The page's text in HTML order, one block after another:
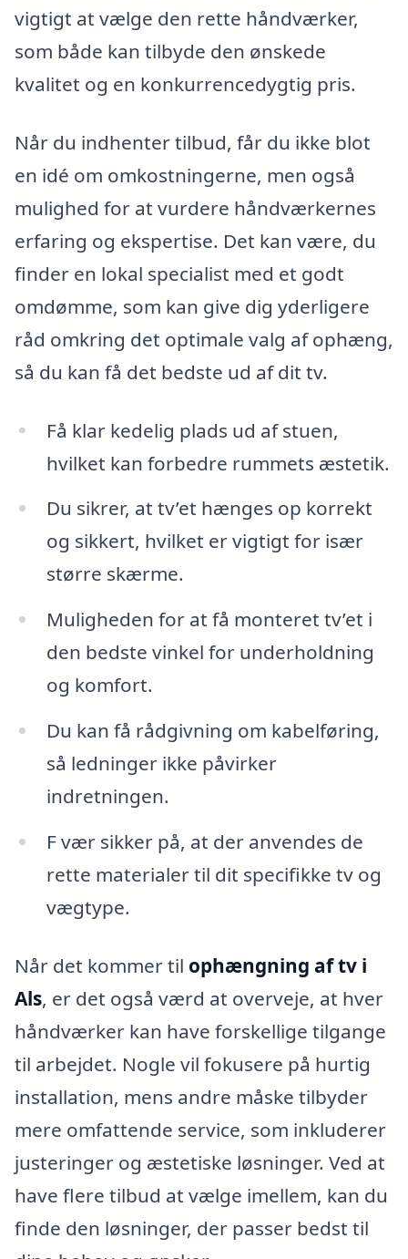
vigtigt at vælge den rette håndværker,
som både kan tilbyde den ønskede
kvalitet og en konkurrencedygtig pris.
Når du indhenter tilbud, får du ikke blot
en idé om omkostningerne, men også
mulighed for at vurdere håndværkernes
erfaring og ekspertise. Det kan være, du
finder en lokal specialist med et godt
omdømme, som kan give dig yderligere
råd omkring det optimale valg af ophæng,
så du kan få det bedste ud af dit tv.
Få klar kedelig plads ud af stuen,
hvilket kan forbedre rummets æstetik.
Du sikrer, at tv’et hænges op korrekt
og sikkert, hvilket er vigtigt for især
større skærme.
Muligheden for at få monteret tv’et i
den bedste vinkel for underholdning
og komfort.
Du kan få rådgivning om kabelføring,
så ledninger ikke påvirker
indretningen.
F vær sikker på, at der anvendes de
rette materialer til dit specifikke tv og
vægtype.
Når det kommer til ophængning af tv i
Als, er det også værd at overveje, at hver
håndværker kan have forskellige tilgange
til arbejdet. Nogle vil fokusere på hurtig
installation, mens andre måske tilbyder
mere omfattende service, som inkluderer
justeringer og æstetiske løsninger. Ved at
have flere tilbud at vælge imellem, kan du
finde den løsninger, der passer bedst til